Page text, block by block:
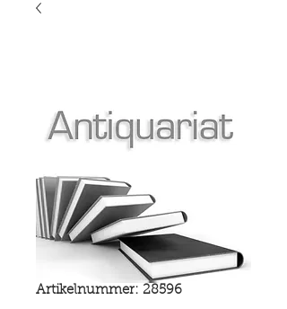
Artikelnummer: 28596